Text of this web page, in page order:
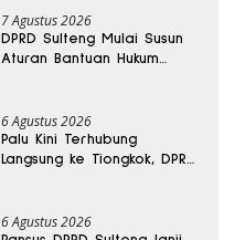
7 Agustus 2026
DPRD Sulteng Mulai Susun
Aturan Bantuan Hukum
6 Agustus 2026
Palu Kini Terhubung
Langsung ke Tiongkok, DPRD
6 Agustus 2026